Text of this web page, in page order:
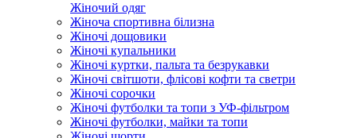
Жіночий одяг
Жіноча спортивна білизна
Жіночі дощовики
Жіночі купальники
Жіночі куртки, пальта та безрукавки
Жіночі світшоти, флісові кофти та светри
Жіночі сорочки
Жіночі футболки та топи з УФ-фільтром
Жіночі футболки, майки та топи